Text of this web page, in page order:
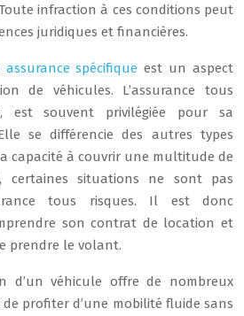
infraction à ces conditions peut
juridiques et financières.
spécifique est un aspect
de véhicules. L’assurance tous
est souvent privilégiée pour sa
se différencie des autres types
capacité à couvrir une multitude de
certaines situations ne sont pas
tous risques. Il est donc
son contrat de location et
prendre le volant.
d’un véhicule offre de nombreux
profiter d’une mobilité fluide sans